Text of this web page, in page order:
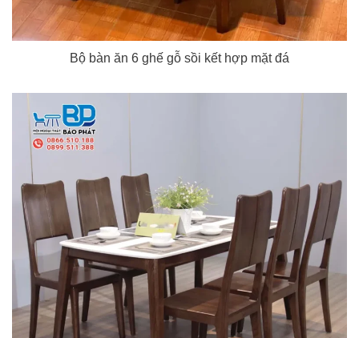
Bộ bàn ăn 6 ghế gỗ sồi kết hợp mặt đá